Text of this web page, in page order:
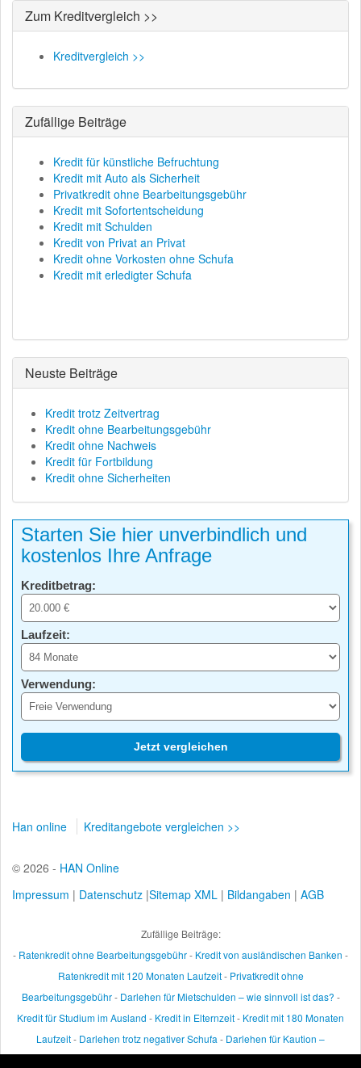
Zum Kreditvergleich >>
Kreditvergleich >>
Zufällige Beiträge
Kredit für künstliche Befruchtung
Kredit mit Auto als Sicherheit
Privatkredit ohne Bearbeitungsgebühr
Kredit mit Sofortentscheidung
Kredit mit Schulden
Kredit von Privat an Privat
Kredit ohne Vorkosten ohne Schufa
Kredit mit erledigter Schufa
Neuste Beiträge
Kredit trotz Zeitvertrag
Kredit ohne Bearbeitungsgebühr
Kredit ohne Nachweis
Kredit für Fortbildung
Kredit ohne Sicherheiten
Starten Sie hier unverbindlich und
kostenlos Ihre Anfrage
Kreditbetrag:
Laufzeit:
Verwendung:
Jetzt vergleichen
Han online Kreditangebote vergleichen >>
© 2026 - HAN Online
Impressum | Datenschutz |Sitemap XML | Bildangaben | AGB
Zufällige Beiträge:
- Ratenkredit ohne Bearbeitungsgebühr- Kredit von ausländischen Banken -
Ratenkredit mit 120 Monaten Laufzeit- Privatkredit ohne
Bearbeitungsgebühr- Darlehen für Mietschulden – wie sinnvoll ist das? -
Kredit für Studium im Ausland - Kredit in Elternzeit- Kredit mit 180 Monaten
Laufzeit- Darlehen trotz negativer Schufa - Darlehen für Kaution –